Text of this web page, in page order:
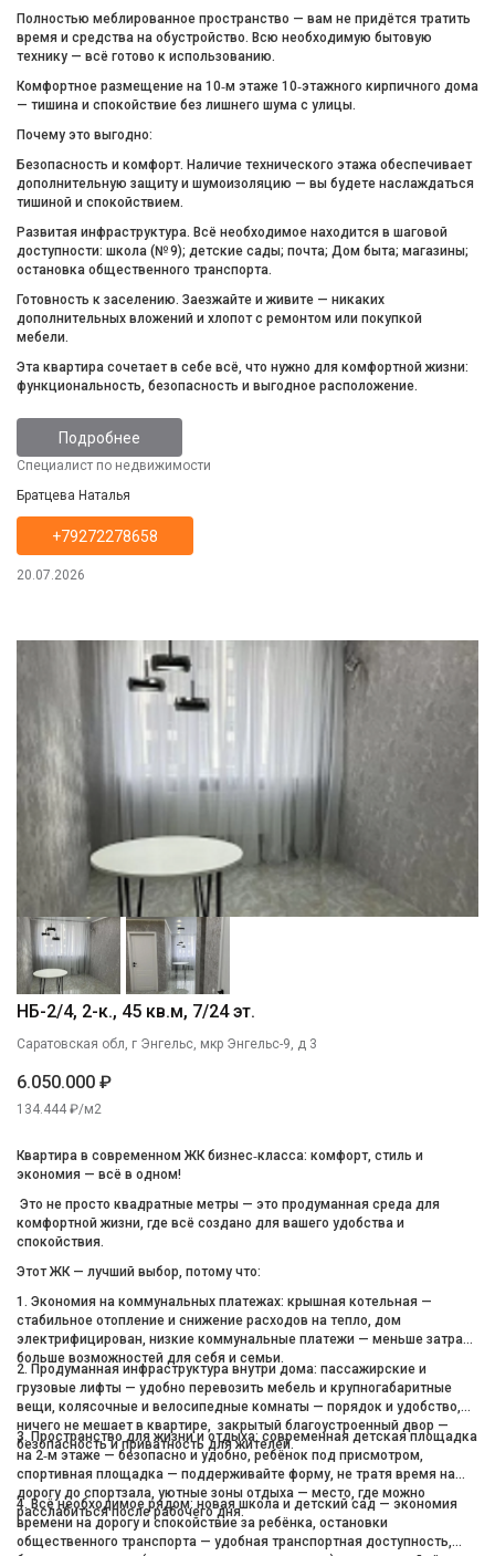
Полностью меблированное пространство — вам не придётся тратить
время и средства на обустройство. Всю необходимую бытовую
технику — всё готово к использованию.
Комфортное размещение на 10‑м этаже 10‑этажного кирпичного дома
— тишина и спокойствие без лишнего шума с улицы.
Почему это выгодно:
Безопасность и комфорт. Наличие технического этажа обеспечивает
дополнительную защиту и шумоизоляцию — вы будете наслаждаться
тишиной и спокойствием.
Развитая инфраструктура. Всё необходимое находится в шаговой
доступности: школа (№ 9); детские сады; почта; Дом быта; магазины;
остановка общественного транспорта.
Готовность к заселению. Заезжайте и живите — никаких
дополнительных вложений и хлопот с ремонтом или покупкой
мебели.
Эта квартира сочетает в себе всё, что нужно для комфортной жизни:
функциональность, безопасность и выгодное расположение.
Подробнее
Специалист по недвижимости
Братцева Наталья
+79272278658
20.07.2026
НБ-2/4, 2-к., 45 кв.м, 7/24 эт.
Саратовская обл, г Энгельс, мкр Энгельс-9, д 3
6.050.000 ₽
134.444 ₽/м2
Квартира в современном ЖК бизнес‑класса: комфорт, стиль и
экономия — всё в одном!
Это не просто квадратные метры — это продуманная среда для
комфортной жизни, где всё создано для вашего удобства и
спокойствия.
Этот ЖК — лучший выбор, потому что:
1. Экономия на коммунальных платежах: крышная котельная —
стабильное отопление и снижение расходов на тепло, дом
электрифицирован, низкие коммунальные платежи — меньше затрат,
больше возможностей для себя и семьи.
2. Продуманная инфраструктура внутри дома: пассажирские и
грузовые лифты — удобно перевозить мебель и крупногабаритные
вещи, колясочные и велосипедные комнаты — порядок и удобство,
ничего не мешает в квартире, закрытый благоустроенный двор —
безопасность и приватность для жителей.
3. Пространство для жизни и отдыха: современная детская площадка
на 2‑м этаже — безопасно и удобно, ребёнок под присмотром,
спортивная площадка — поддерживайте форму, не тратя время на
дорогу до спортзала, уютные зоны отдыха — место, где можно
расслабиться после рабочего дня.
4. Всё необходимое рядом: новая школа и детский сад — экономия
времени на дорогу и спокойствие за ребёнка, остановки
общественного транспорта — удобная транспортная доступность,